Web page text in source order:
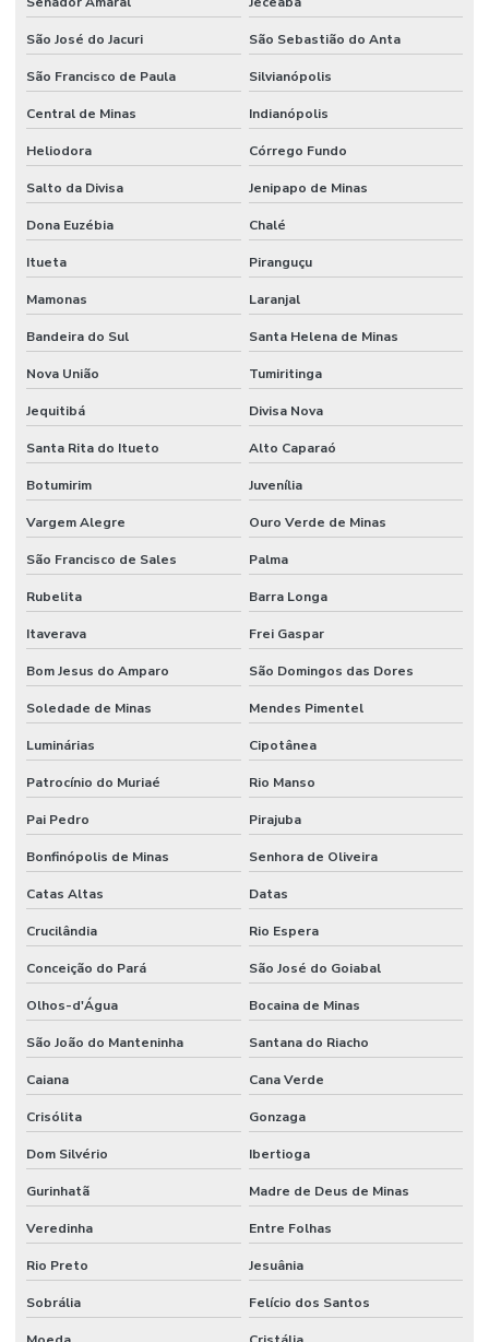
São José do Jacuri São Sebastião do Anta
São Francisco de Paula Silvianópolis
Central de Minas Indianópolis
Heliodora Córrego Fundo
Salto da Divisa Jenipapo de Minas
Dona Euzébia Chalé
Itueta Piranguçu
Mamonas Laranjal
Bandeira do Sul Santa Helena de Minas
Nova União Tumiritinga
Jequitibá Divisa Nova
Santa Rita do Itueto Alto Caparaó
Botumirim Juvenília
Vargem Alegre Ouro Verde de Minas
São Francisco de Sales Palma
Rubelita Barra Longa
Itaverava Frei Gaspar
Bom Jesus do Amparo São Domingos das Dores
Soledade de Minas Mendes Pimentel
Luminárias Cipotânea
Patrocínio do Muriaé Rio Manso
Pai Pedro Pirajuba
Bonfinópolis de Minas Senhora de Oliveira
Catas Altas Datas
Crucilândia Rio Espera
Conceição do Pará São José do Goiabal
Olhos-d'Água Bocaina de Minas
São João do Manteninha Santana do Riacho
Caiana Cana Verde
Crisólita Gonzaga
Dom Silvério Ibertioga
Gurinhatã Madre de Deus de Minas
Veredinha Entre Folhas
Rio Preto Jesuânia
Sobrália Felício dos Santos